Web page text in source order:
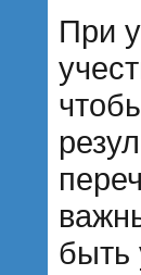
При
быть